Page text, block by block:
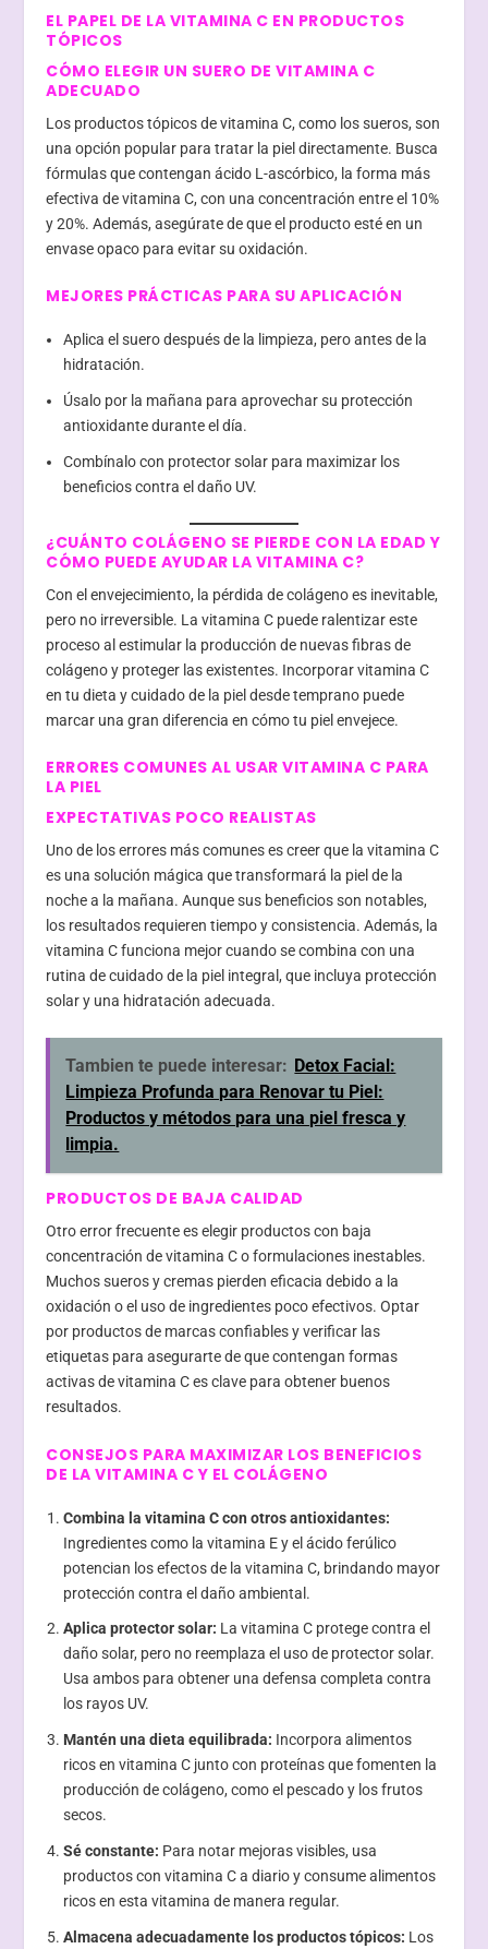
EL PAPEL DE LA VITAMINA C EN PRODUCTOS
TÓPICOS
CÓMO ELEGIR UN SUERO DE VITAMINA C
ADECUADO
Los productos tópicos de vitamina C, como los sueros, son
una opción popular para tratar la piel directamente. Busca
fórmulas que contengan ácido L-ascórbico, la forma más
efectiva de vitamina C, con una concentración entre el 10%
y 20%. Además, asegúrate de que el producto esté en un
envase opaco para evitar su oxidación.
MEJORES PRÁCTICAS PARA SU APLICACIÓN
Aplica el suero después de la limpieza, pero antes de la
hidratación.
Úsalo por la mañana para aprovechar su protección
antioxidante durante el día.
Combínalo con protector solar para maximizar los
beneficios contra el daño UV.
¿CUÁNTO COLÁGENO SE PIERDE CON LA EDAD Y
CÓMO PUEDE AYUDAR LA VITAMINA C?
Con el envejecimiento, la pérdida de colágeno es inevitable,
pero no irreversible. La vitamina C puede ralentizar este
proceso al estimular la producción de nuevas fibras de
colágeno y proteger las existentes. Incorporar vitamina C
en tu dieta y cuidado de la piel desde temprano puede
marcar una gran diferencia en cómo tu piel envejece.
ERRORES COMUNES AL USAR VITAMINA C PARA
LA PIEL
EXPECTATIVAS POCO REALISTAS
Uno de los errores más comunes es creer que la vitamina C
es una solución mágica que transformará la piel de la
noche a la mañana. Aunque sus beneficios son notables,
los resultados requieren tiempo y consistencia. Además, la
vitamina C funciona mejor cuando se combina con una
rutina de cuidado de la piel integral, que incluya protección
solar y una hidratación adecuada.
Tambien te puede interesar: Detox Facial:
Limpieza Profunda para Renovar tu Piel:
Productos y métodos para una piel fresca y
limpia.
PRODUCTOS DE BAJA CALIDAD
Otro error frecuente es elegir productos con baja
concentración de vitamina C o formulaciones inestables.
Muchos sueros y cremas pierden eficacia debido a la
oxidación o el uso de ingredientes poco efectivos. Optar
por productos de marcas confiables y verificar las
etiquetas para asegurarte de que contengan formas
activas de vitamina C es clave para obtener buenos
resultados.
CONSEJOS PARA MAXIMIZAR LOS BENEFICIOS
DE LA VITAMINA C Y EL COLÁGENO
Combina la vitamina C con otros antioxidantes:
Ingredientes como la vitamina E y el ácido ferúlico
potencian los efectos de la vitamina C, brindando mayor
protección contra el daño ambiental.
Aplica protector solar: La vitamina C protege contra el
daño solar, pero no reemplaza el uso de protector solar.
Usa ambos para obtener una defensa completa contra
los rayos UV.
Mantén una dieta equilibrada: Incorpora alimentos
ricos en vitamina C junto con proteínas que fomenten la
producción de colágeno, como el pescado y los frutos
secos.
Sé constante: Para notar mejoras visibles, usa
productos con vitamina C a diario y consume alimentos
ricos en esta vitamina de manera regular.
Almacena adecuadamente los productos tópicos: Los